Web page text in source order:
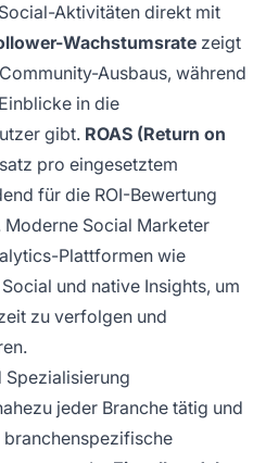
Aktivitäten direkt mit
Wachstumsrate zeigt
Ausbaus, während
Einblicke in die
gibt. ROAS (Return on
pro eingesetztem
für die ROI-Bewertung
Social Marketer
Plattformen wie
und native Insights, um
zu verfolgen und
Spezialisierung
jeder Branche tätig und
branchenspezifische